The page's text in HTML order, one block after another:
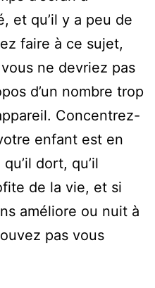
et qu’il y a peu de
faire à ce sujet,
ne devriez pas
d’un nombre trop
Concentrez-
enfant est en
dort, qu’il
de la vie, et si
améliore ou nuit à
pas vous